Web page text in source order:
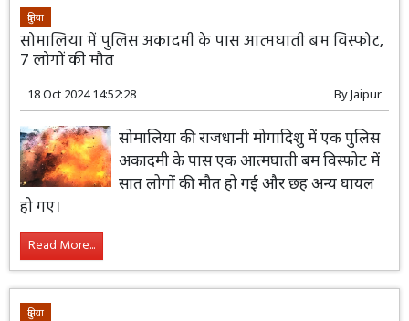
दुनिया
सोमालिया में पुलिस अकादमी के पास आत्मघाती बम विस्फोट,
7 लोगों की मौत
18 Oct 2024 14:52:28 ByJaipur
सोमालिया की राजधानी मोगादिशु में एक पुलिस
अकादमी के पास एक आत्मघाती बम विस्फोट में
सात लोगों की मौत हो गई और छह अन्य घायल
हो गए।
Read More...
दुनिया